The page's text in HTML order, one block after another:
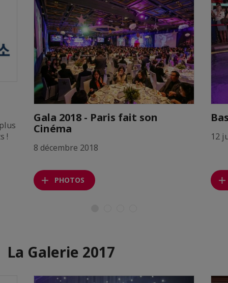
!
Gala 2018 - Paris fait son
Cinéma
8 décembre 2018
PHOTOS
12
La Galerie 2017